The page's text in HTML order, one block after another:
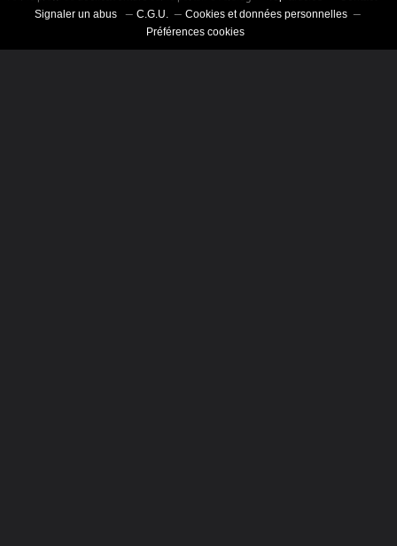
Signaler un abus
C.G.U.
Cookies et données personnelles
Préférences cookies